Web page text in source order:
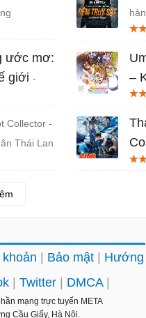
ước mơ:
giới -
Collector -
Thái Lan
–
Bảo mật
Hướng
Twitter DMCA
mạng trực tuyến META
Cầu Giấy, Hà Nội.